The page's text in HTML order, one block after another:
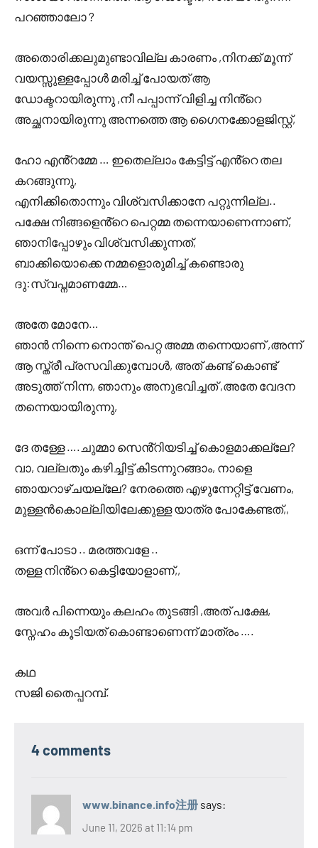
പറഞ്ഞാലോ ?
അതൊരിക്കലുമുണ്ടാവില്ല കാരണം ,നിനക്ക് മൂന്ന്
വയസ്സുള്ളപ്പോൾ മരിച്ച് പോയത് ആ
ഡോക്ടറായിരുന്നു ,നീ പപ്പാന്ന് വിളിച്ച നിൻ്റെ
അച്ഛനായിരുന്നു അന്നത്തെ ആ ഗൈനക്കോളജിസ്റ്റ്,
ഹോ എൻ്റമ്മേ … ഇതെല്ലാം കേട്ടിട്ട് എൻ്റെ തല
കറങ്ങുന്നു,
എനിക്കിതൊന്നും വിശ്വസിക്കാനേ പറ്റുന്നില്ല..
പക്ഷേ നിങ്ങളെൻ്റെ പെറ്റമ്മ തന്നെയാണെന്നാണ്,
ഞാനിപ്പോഴും വിശ്വസിക്കുന്നത്,
ബാക്കിയൊക്കെ നമ്മളൊരുമിച്ച് കണ്ടൊരു
ദു:സ്വപ്നമാണമ്മേ…
അതേ മോനേ…
ഞാൻ നിന്നെ നൊന്ത് പെറ്റ അമ്മ തന്നെയാണ് ,അന്ന്
ആ സ്ത്രീ പ്രസവിക്കുമ്പോൾ, അത് കണ്ട് കൊണ്ട്
അടുത്ത് നിന്ന, ഞാനും അനുഭവിച്ചത് ,അതേ വേദന
തന്നെയായിരുന്നു,
ദേ തള്ളേ ….ചുമ്മാ സെൻ്റിയടിച്ച് കൊളമാക്കല്ലേ?
വാ, വല്ലതും കഴിച്ചിട്ട് കിടന്നുറങ്ങാം, നാളെ
ഞായറാഴ്ചയല്ലേ? നേരത്തെ എഴുന്നേറ്റിട്ട് വേണം,
മുള്ളൻകൊല്ലിയിലേക്കുള്ള യാത്ര പോകേണ്ടത്,,
ഒന്ന് പോടാ .. മരത്തവളേ ..
തള്ള നിൻ്റെ കെട്ടിയോളാണ്,,
അവർ പിന്നെയും കലഹം തുടങ്ങി ,അത് പക്ഷേ,
സ്നേഹം കൂടിയത് കൊണ്ടാണെന്ന് മാത്രം ….
കഥ
സജി തൈപ്പറമ്പ്.
4 comments
www.binance.info注册 says:
June 11, 2026 at 11:14 pm